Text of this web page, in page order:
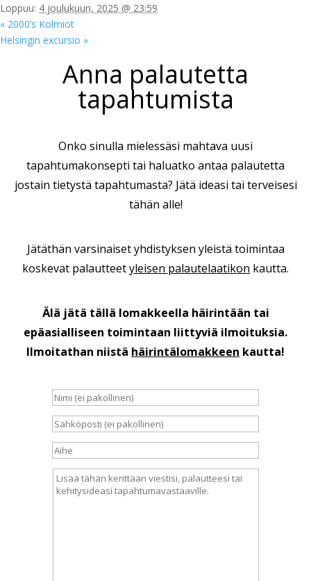
Loppuu: 4 joulukuun, 2025 @ 23:59
« 2000’s Kolmiot
Helsingin excursio »
Anna palautetta
tapahtumista
Onko sinulla mielessäsi mahtava uusi
tapahtumakonsepti tai haluatko antaa palautetta
jostain tietystä tapahtumasta? Jätä ideasi tai terveisesi
tähän alle!
Jätäthän varsinaiset yhdistyksen yleistä toimintaa
koskevat palautteetyleisen palautelaatikon kautta.
Älä jätä tällä lomakkeella häirintään tai
epäasialliseen toimintaan liittyviä ilmoituksia.
Ilmoitathan niistä häirintälomakkeen kautta!